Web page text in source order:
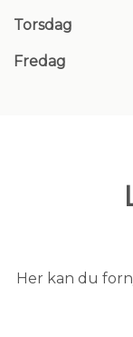
Torsdag
Fredag
Her kan du